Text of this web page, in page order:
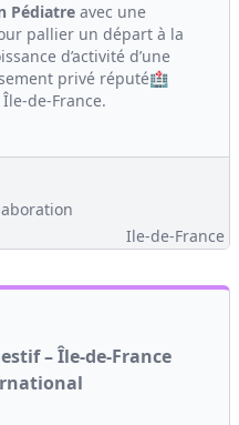
Pédiatre avec une
pallier un départ à la
d’activité d’une
privé réputé🏥
de-France.
Ile-de-France
– Île-de-France